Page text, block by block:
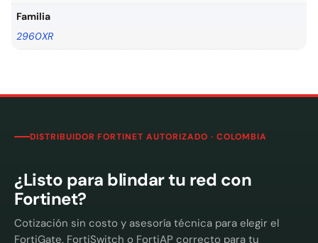
Familia
2960XR
DISTRIBUIDOR FORTINET AUTORIZADO · COLOMBIA
¿Listo para blindar tu red con
Fortinet?
Cotización sin costo y asesoría técnica para elegir el
FortiGate, FortiSwitch o FortiAP correcto para tu